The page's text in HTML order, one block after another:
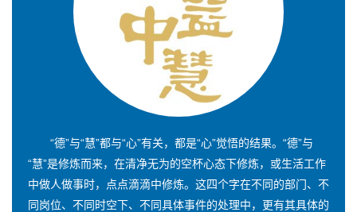
“德”与“慧”都与“心”有关，都是“心”觉悟的结果。“德”与
“慧”是修炼而来，在清净无为的空杯心态下修炼，或生活工作
中做人做事时，点点滴滴中修炼。这四个字在不同的部门、不
同岗位、不同时空下、不同具体事件的处理中，更有其具体的